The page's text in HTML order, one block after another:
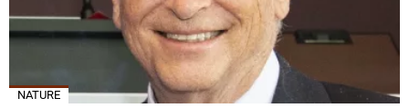
NATURE